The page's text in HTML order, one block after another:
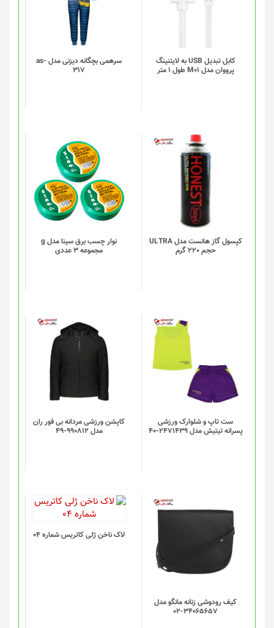
کابل تبدیل USB به لایتنینگ
پرووان مدل M01 طول 1 متر
سرهمی بچگانه دیزنی مدل as-
317
کپسول گاز هانست مدل ULTRA
حجم 220 گرم
نوار چسب برق سینا مدل g
مجموعه 3 عددی
ست تاپ و شلوارک ورزشی
پسرانه تیتیش مدل 2471439-40
کاپشن ورزشی مردانه بی فور ران
مدل 990812-49
کیف رودوشی زنانه مانگو مدل
34065657-02
لاک ناخن ژلی کاتریس شماره 04